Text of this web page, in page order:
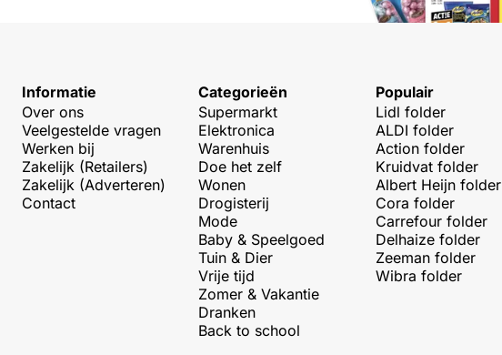
Informatie
Over ons
Veelgestelde vragen
Werken bij
Zakelijk (Retailers)
Zakelijk (Adverteren)
Contact
Categorieën
Supermarkt
Elektronica
Warenhuis
Doe het zelf
Wonen
Drogisterij
Mode
Baby & Speelgoed
Tuin & Dier
Vrije tijd
Zomer & Vakantie
Dranken
Back to school
Populair
Lidl folder
ALDI folder
Action folder
Kruidvat folder
Albert Heijn folder
Cora folder
Carrefour folder
Delhaize folder
Zeeman folder
Wibra folder